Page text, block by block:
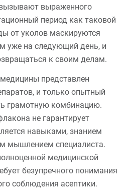
выраженного
период как таковой
от уколов маскируются
уже на следующий день, и
к своим делам.
представлен
и только опытный
грамотную комбинацию.
не гарантирует
навыками, знанием
мышлением специалиста.
медицинской
безупречного понимания
соблюдения асептики.